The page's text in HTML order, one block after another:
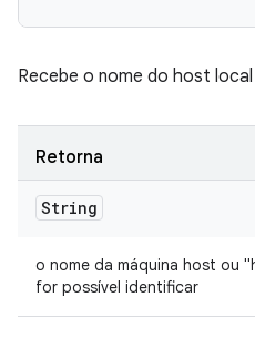
Recebe o nome do host local
Retorna
String
o nome da máquina host ou
for possível identificar